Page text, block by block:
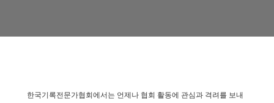
한국기록전문가협회에서는 언제나 협회 활동에 관심과 격려를 보내